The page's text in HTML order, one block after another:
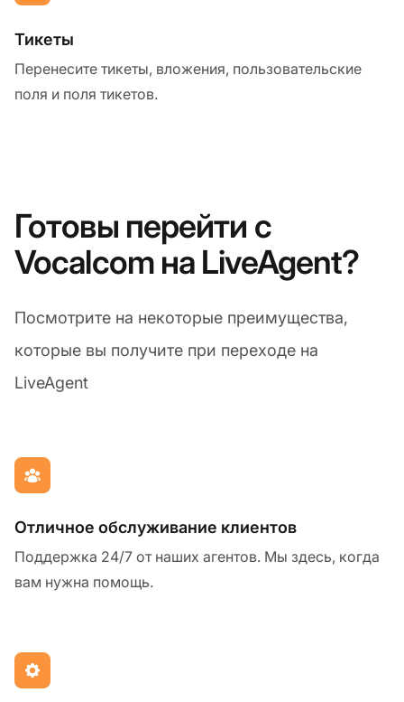
Тикеты
Перенесите тикеты, вложения, пользовательские
поля и поля тикетов.
Готовы перейти с
Vocalcom на LiveAgent?
Посмотрите на некоторые преимущества,
которые вы получите при переходе на
LiveAgent
Отличное обслуживание клиентов
Поддержка 24/7 от наших агентов. Мы здесь, когда
вам нужна помощь.